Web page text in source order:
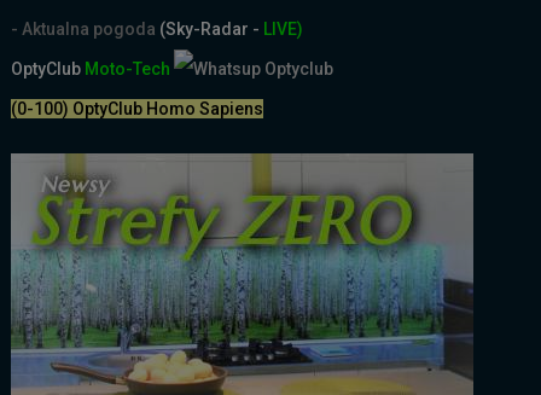
- Aktualna pogoda (Sky-Radar - LIVE)
OptyClub Moto-Tech
(0-100) OptyClub Homo Sapiens